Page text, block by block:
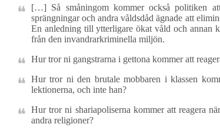
[…] Så småningom kommer också politiken
sprängningar och andra våldsdåd ägnade att
En anledning till ytterligare ökat våld och annan
från den invandrarkriminella miljön.
Hur tror ni gangstrarna i gettona kommer att
Hur tror ni den brutale mobbaren i klassen
lektionerna, och inte han?
Hur tror ni shariapoliserna kommer att reagera
andra religioner?